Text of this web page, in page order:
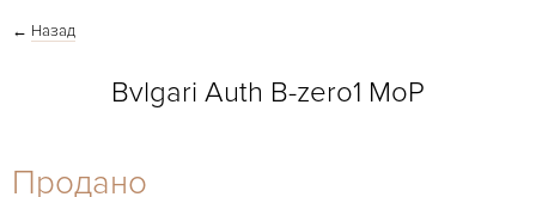
27-44
← Назад
Bvlgari Auth B-zero1 MoP
Продано